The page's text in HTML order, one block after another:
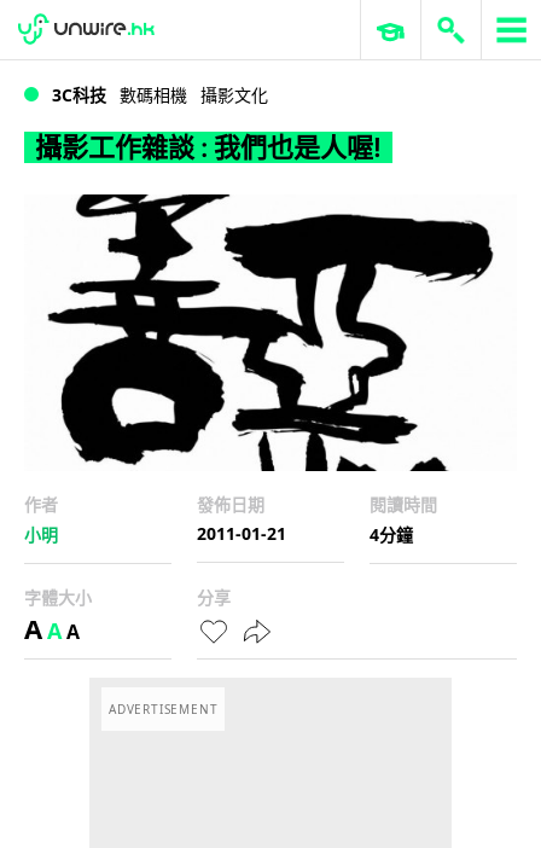
攝影工作雜談 : 我們也是人喔!
WWDC 2026 ERP 與商業 AI
3C科技 數碼相機 攝影文化
攝影工作雜談 : 我們也是人喔!
作者
小明
發佈日期
2011-01-21
閱讀時間
4分鐘
字體大小
AAA
分享
ADVERTISEMENT